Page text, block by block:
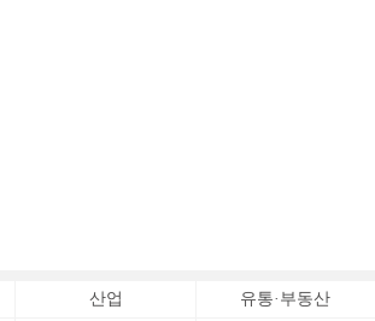
산업 유통·부동산